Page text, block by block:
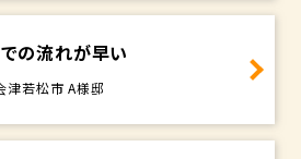
の流れが早い
津若松市 A様邸